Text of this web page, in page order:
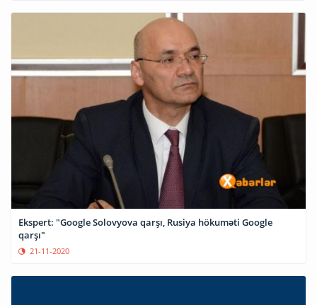
Ekspert: "Google Solovyova qarşı, Rusiya hökuməti Google
qarşı"
21-11-2020